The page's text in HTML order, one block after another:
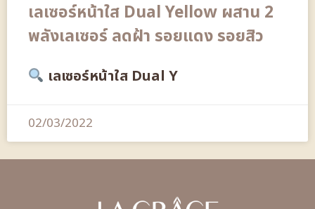
เลเซอร์หน้าใส Dual Yellow ผสาน 2
พลังเลเซอร์ ลดฝ้า รอยแดง รอยสิว
เลเซอร์หน้าใส Dual Y
02/03/2022